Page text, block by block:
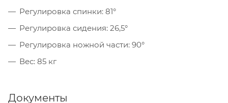
Регулировка спинки: 81°
Регулировка сидения: 26,5°
Регулировка ножной части: 90°
Вес: 85 кг
Документы